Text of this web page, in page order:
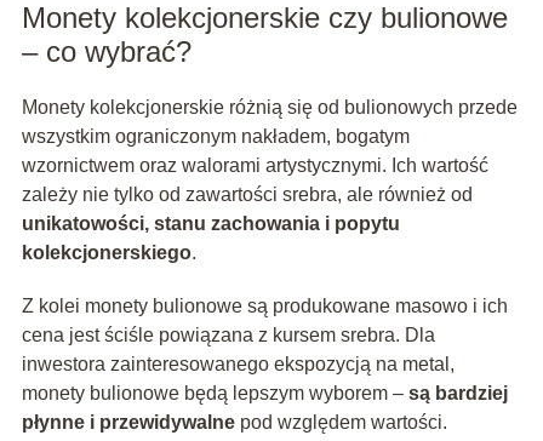
Monety kolekcjonerskie czy bulionowe
– co wybrać?
Monety kolekcjonerskie różnią się od bulionowych przede
wszystkim ograniczonym nakładem, bogatym
wzornictwem oraz walorami artystycznymi. Ich wartość
zależy nie tylko od zawartości srebra, ale również od
unikatowości, stanu zachowania i popytu
kolekcjonerskiego.
Z kolei monety bulionowe są produkowane masowo i ich
cena jest ściśle powiązana z kursem srebra. Dla
inwestora zainteresowanego ekspozycją na metal,
monety bulionowe będą lepszym wyborem – są bardziej
płynne i przewidywalnepod względem wartości.